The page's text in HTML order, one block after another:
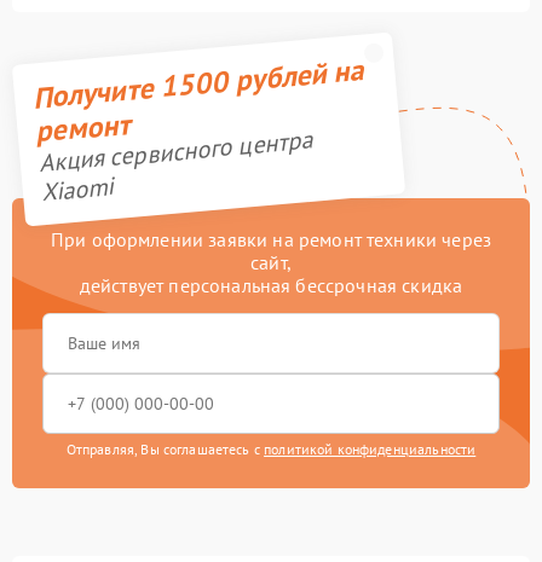
Получите 1500 рублей на
ремонт
Акция сервисного центра
Xiaomi
При оформлении заявки на ремонт техники через
сайт,
действует персональная бессрочная скидка
Отправляя, Вы соглашаетесь с политикой конфиденциальности